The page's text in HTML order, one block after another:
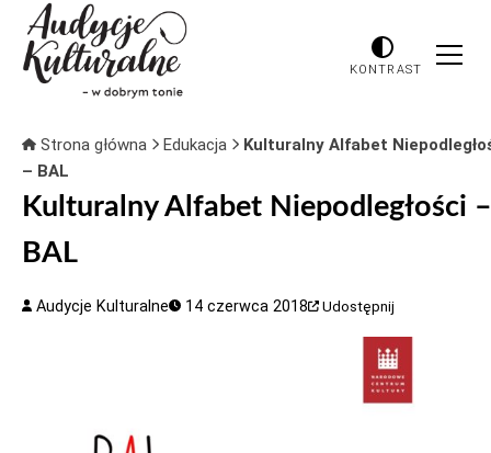
KONTRAST
Strona główna Edukacja
Kulturalny Alfabet
– BAL
Kulturalny Alfabet Niepodległości –
BAL
Audycje Kulturalne 14 czerwca 2018 Udostępnij